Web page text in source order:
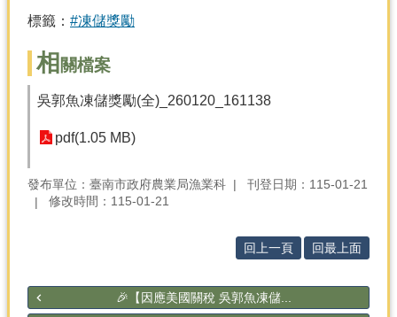
首
標籤： #凍儲獎勵
相 關檔案
吳郭魚凍儲獎勵(全)_260120_161138
pdf(1.05 MB)
發布單位：臺南市政府農業局漁業科
刊登日期：115-01-21
修改時間：115-01-21
回上一頁 回最上面
🎉【因應美國關稅 吳郭魚凍儲...